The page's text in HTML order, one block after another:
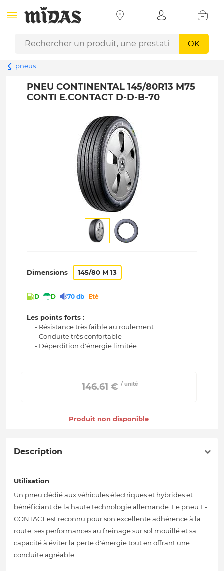
OK
pneus
PNEU CONTINENTAL 145/80R13 M75
CONTI E.CONTACT D-D-B-70
Dimensions 145/80 M 13
D D 70 db Eté
Les points forts :
- Résistance très faible au roulement
- Conduite très confortable
- Déperdition d'énergie limitée
146.61 € / unité
Produit non disponible
Description
Utilisation
Un pneu dédié aux véhicules électriques et hybrides et
bénéficiant de la haute technologie allemande. Le pneu E-
CONTACT est reconnu pour son excellente adhérence à la
route, ses performances au freinage sur sol mouillé et sa
capacité à éviter la perte d'énergie tout en offrant une
conduite agréable.